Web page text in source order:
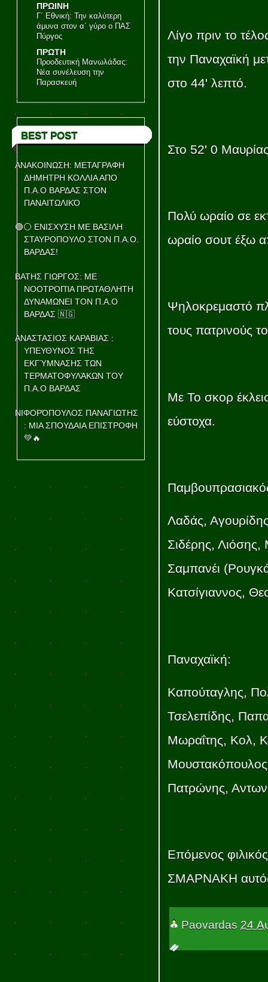
ΠΡΩΙΝΗ
Γ΄ Εθνική: Την καλύτερη
άμυνα στον α΄ γύρο ο ΠΑΣ
Πύργος
ΠΡΩΤΗ
Προοδευτική Μανωλάδας:
Νέα συνέλευση την
Παρασκευή
BEST POST
ΑΝΑΚΟΙΝΩΣΗ: ΜΕΤΑΓΡΑΦΗ
ΔΗΜΗΤΡΗ ΚΟΛΛΙΑ ΑΠΟ
Π.Α.Ο ΒΑΡΔΑΣ ΣΤΟΝ
ΠΑΝΑΙΤΩΛΙΚΌ
🟢⚪ ΕΝΙΣΧΥΣΗ ΜΕ ΒΑΣΙΛΗ
ΣΤΑΥΡΟΠΟΥΛΟ ΣΤΟΝ Π.Α.Ο.
ΒΑΡΔΑΣ!
ΒΑΤΗΣ ΓΙΩΡΓΟΣ: ΜΕ
ΝΟΟΤΡΟΠΊΑ ΠΡΩΤΑΘΛΗΤΗ
ΔΥΝΑΜΩΝΕΙ ΤΟΝ Π.Α.Ο
ΒΑΡΔΑΣ 🇳🇬
ΑΝΑΣΤΑΣΙΟΣ ΚΑΡΑΒΙΑΣ :
ΥΠΕΥΘΥΝΟΣ ΤΗΣ
ΕΚΓΎΜΝΑΣΗΣ ΤΩΝ
ΤΕΡΜΑΤΟΦΥΛΆΚΩΝ ΤΟΥ
Π.Α.Ο ΒΑΡΔΑΣ
ΝΙΦΟΡΌΠΟΥΛΟΣ ΠΑΝΑΓΙΩΤΗΣ
: ΜΙΑ ΣΠΟΥΔΑΙΑ ΕΠΙΣΤΡΟΦΗ
💚🔥
Λίγο πριν το
την Παναχαϊκή
στο 44' λεπτό.
Στο 52' 0
Πολύ ωραίο σε
ωραίο σουτ έξω
Ψηλοκρεμαστό
τους πατρινούς
Με Το σκορ
εύστοχα.
Λαδάς,
Σιδέρης,
Σαμπανέι
Κατσίγιαννος,
Παναχαϊκή:
Καπούταγλης,
Τσελεπίδης,
Μωραΐτης, Κολ,
Πατρώνης,
Επόμενος
ΣΜΑΡΝΑΚΗ
Paovardas 24